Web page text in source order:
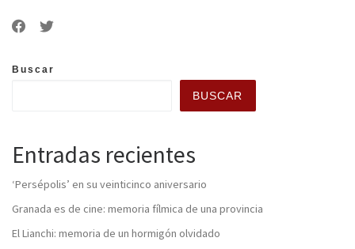
Buscar
BUSCAR
Entradas recientes
‘Persépolis’ en su veinticinco aniversario
Granada es de cine: memoria fílmica de una provincia
El Lianchi: memoria de un hormigón olvidado